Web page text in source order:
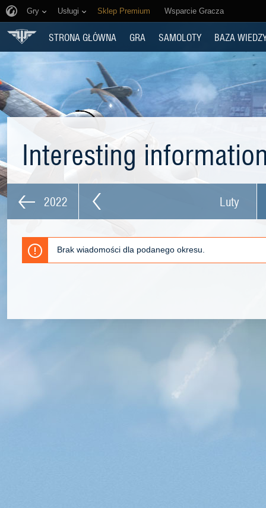
Gry Usługi Sklep Premium Wsparcie Gracza
STRONA GŁÓWNA GRA SAMOLOTY BAZA
Interesting
2022 Luty
Brak wiadomości dla podanego okresu.